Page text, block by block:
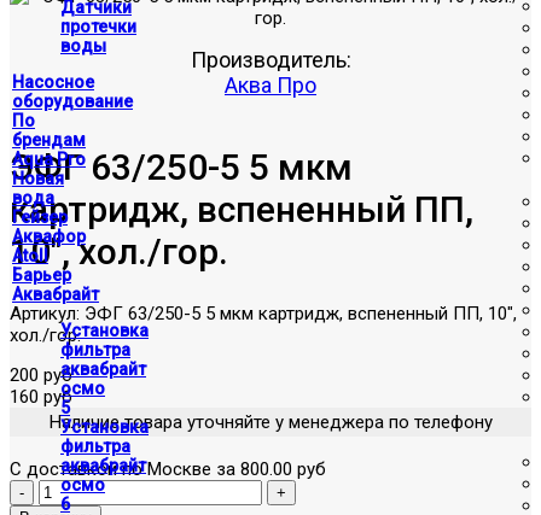
Датчики
протечки
воды
Насосное
оборудование
По
брендам
Aqua Pro
Новая
вода
Гейзер
Аквафор
Atoll
Барьер
Аквабрайт
Установка
фильтра
аквабрайт
осмо
5
Установка
фильтра
аквабрайт
осмо
6
Производитель:
Аква Про
ЭФГ 63/250-5 5 мкм
картридж, вспененный ПП,
10", хол./гор.
Артикул: ЭФГ 63/250-5 5 мкм картридж, вспененный ПП, 10",
хол./гор.
200 руб
160 руб
Наличие товара уточняйте у менеджера по телефону
С доставкой по Москве за 800.00 руб